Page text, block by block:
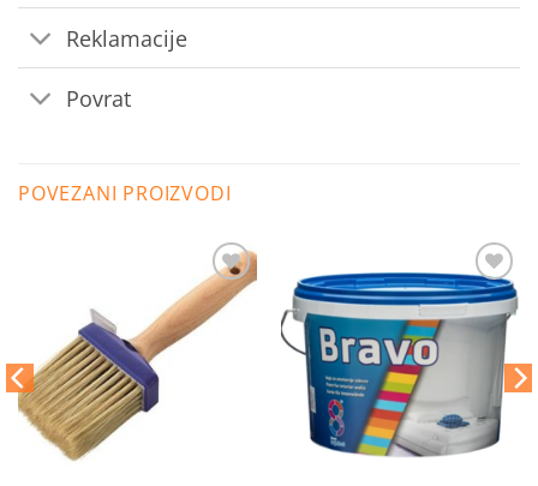
Reklamacije
Povrat
POVEZANI PROIZVODI
Dodaj
na
Dodaj
na